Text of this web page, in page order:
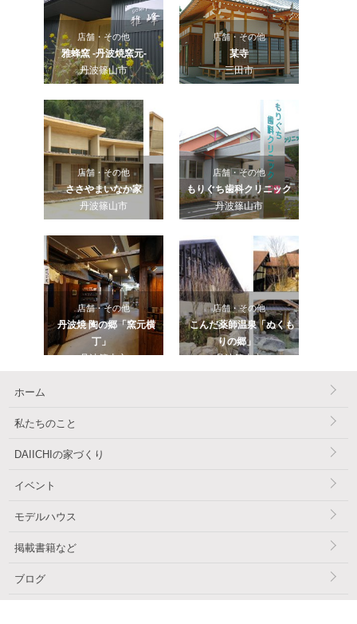
店舗・その他
雅蜂窯 -丹波焼窯元-
丹波篠山市
店舗・その他
某寺
三田市
店舗・その他
ささやまいなか家
丹波篠山市
店舗・その他
もりぐち歯科クリニック
丹波篠山市
店舗・その他
丹波焼 陶の郷「窯元横
丁」
丹波篠山市
店舗・その他
こんだ薬師温泉「ぬくも
りの郷」
丹波篠山市
ホーム
私たちのこと
DAIICHIの家づくり
イベント
モデルハウス
掲載書籍など
ブログ